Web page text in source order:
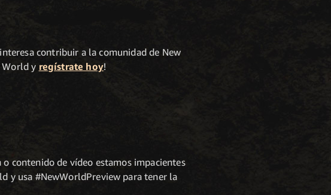
contribuir a la comunidad de New
World y regístrate hoy!
contenido de vídeo estamos impacientes
y usa #NewWorldPreview para tener la